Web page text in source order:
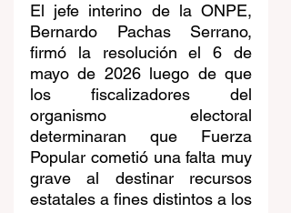
El jefe interino de la ONPE,
Bernardo Pachas Serrano,
firmó la resolución el 6 de
mayo de 2026 luego de que
los fiscalizadores del
organismo electoral
determinaran que Fuerza
Popular cometió una falta muy
grave al destinar recursos
estatales a fines distintos a los